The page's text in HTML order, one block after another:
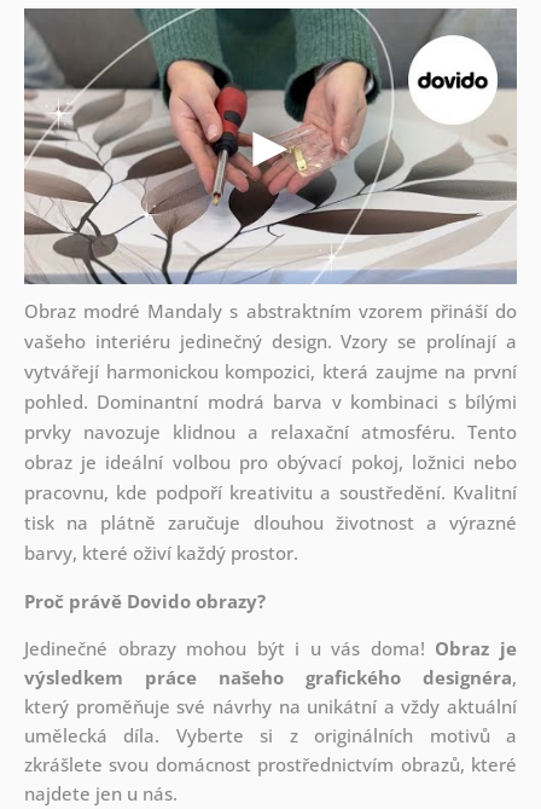
Obraz modré Mandaly s abstraktním vzorem přináší do
vašeho interiéru jedinečný design. Vzory se prolínají a
vytvářejí harmonickou kompozici, která zaujme na první
pohled. Dominantní modrá barva v kombinaci s bílými
prvky navozuje klidnou a relaxační atmosféru. Tento
obraz je ideální volbou pro obývací pokoj, ložnici nebo
pracovnu, kde podpoří kreativitu a soustředění. Kvalitní
tisk na plátně zaručuje dlouhou životnost a výrazné
barvy, které oživí každý prostor.
Proč právě Dovido obrazy?
Jedinečné obrazy mohou být i u vás doma! Obraz je
výsledkem práce našeho grafického designéra,
který proměňuje své návrhy na unikátní a vždy aktuální
umělecká díla. Vyberte si z originálních motivů a
zkrášlete svou domácnost prostřednictvím obrazů, které
najdete jen u nás.